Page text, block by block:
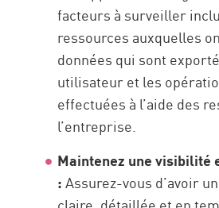
facteurs à surveiller
ressources auxquelles
données qui sont
utilisateur et les
effectuées à l’aide des
l’entreprise.
Maintenez une visibilité
:Assurez-vous d’avoir